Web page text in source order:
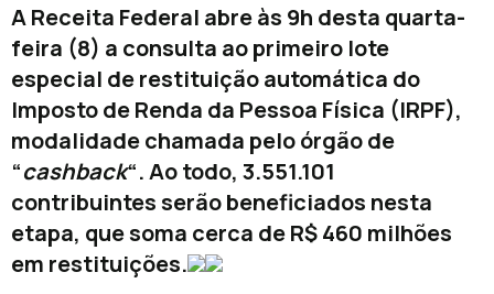
A Receita Federal abre às 9h desta quarta-
feira (8) a consulta ao primeiro lote
especial de restituição automática do
Imposto de Renda da Pessoa Física (IRPF),
modalidade chamada pelo órgão de
“cashback“. Ao todo, 3.551.101
contribuintes serão beneficiados nesta
etapa, que soma cerca de R$ 460 milhões
em restituições.